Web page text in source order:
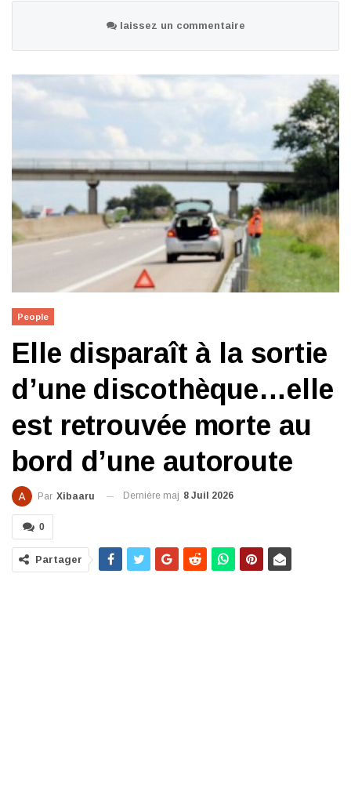
laissez un commentaire
People
Elle disparaît à la sortie
d’une discothèque…elle
est retrouvée morte au
bord d’une autoroute
Par Xibaaru Dernière maj 8 Juil 2026
0
Partager